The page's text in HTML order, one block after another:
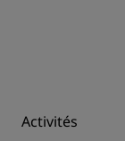
Activités